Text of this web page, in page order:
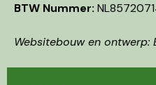
BTW Nummer:
Websitebouw en ontwerp: